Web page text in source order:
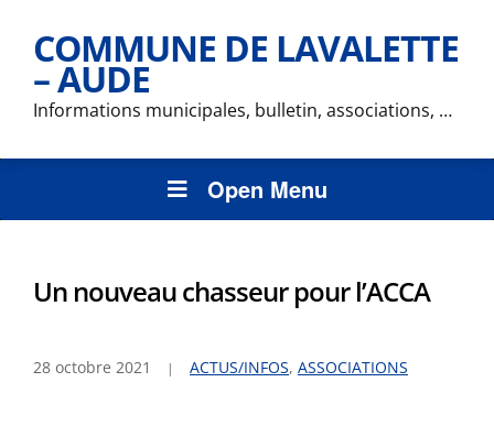
COMMUNE DE LAVALETTE
– AUDE
Informations municipales, bulletin, associations, …
Open Menu
Un nouveau chasseur pour l’ACCA
28 octobre 2021 ACTUS/INFOS, ASSOCIATIONS